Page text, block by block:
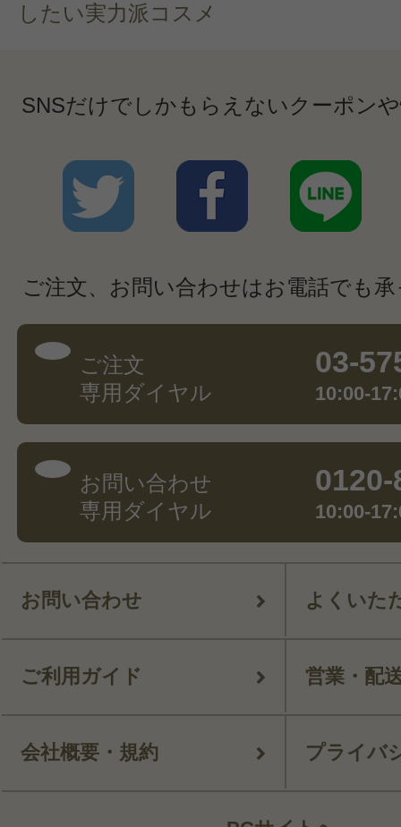
したい実力派コスメ
SNSだけでしかもらえないクーポン
ご注文、お問い合わせはお電話でも
ご注文
専用ダイヤル
03-
10:00-
お問い合わせ
専用ダイヤル
10:00-
お問い合わせ よくいた
ご利用ガイド 営業・配
会社概要・規約 プライバ